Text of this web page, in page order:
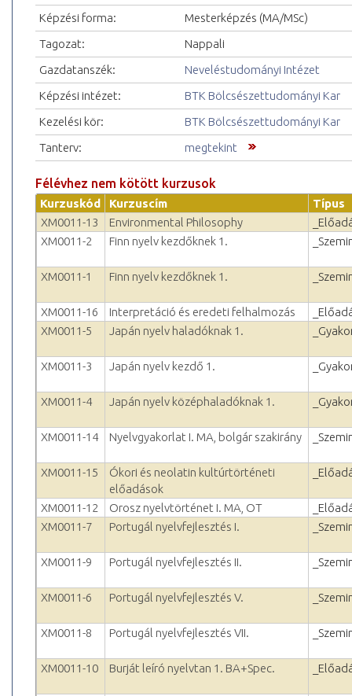
Képzési forma:
Mesterképzés (MA/MSc)
Tagozat:
Nappali
Gazdatanszék:
Neveléstudományi Intézet
Képzési intézet:
BTK Bölcsészettudományi Kar
Kezelési kör:
BTK Bölcsészettudományi Kar
Tanterv:
megtekint
Félévhez nem kötött kurzusok
Kurzuskód Kurzuscím
Típus
XM0011-13
Environmental Philosophy
XM0011-2
Finn nyelv kezdőknek 1.
XM0011-1 Finn nyelv kezdőknek 1.
XM0011-16 Interpretáció és eredeti felhalmozás
XM0011-5
Japán nyelv haladóknak 1.
XM0011-3 Japán nyelv kezdő 1.
XM0011-4 Japán nyelv középhaladóknak 1.
XM0011-14 Nyelvgyakorlat I. MA, bolgár szakirány
XM0011-15
Ókori és neolatin kultúrtörténeti
előadások
XM0011-12 Orosz nyelvtörténet I. MA, OT
XM0011-7
Portugál nyelvfejlesztés I.
XM0011-9 Portugál nyelvfejlesztés II.
XM0011-6 Portugál nyelvfejlesztés V.
XM0011-8 Portugál nyelvfejlesztés VII.
XM0011-10 Burját leíró nyelvtan 1. BA+Spec.